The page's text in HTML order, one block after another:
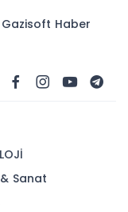
Gazisoft Haber
Sanat